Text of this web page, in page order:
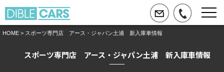
HOME > スポーツ専門店 アース・ジャパン土浦 新入庫車情報
スポーツ専門店 アース・ジャパン土浦 新入庫車情報